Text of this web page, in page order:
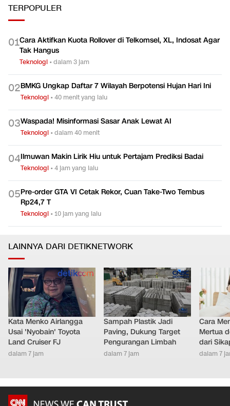
TERPOPULER
01Cara Aktifkan Kuota Rollover di Telkomsel, XL, Indosat Agar
Tak Hangus
Teknologi •dalam 3 jam
02BMKG Ungkap Daftar 7 Wilayah Berpotensi Hujan Hari Ini
Teknologi •40 menit yang lalu
03Waspada! Misinformasi Sasar Anak Lewat AI
Teknologi •dalam 40 menit
04Ilmuwan Makin Lirik Hiu untuk Pertajam Prediksi Badai
Teknologi •4 jam yang lalu
05Pre-order GTA VI Cetak Rekor, Cuan Take-Two Tembus
Rp24,7 T
Teknologi •10 jam yang lalu
LAINNYA DARI DETIKNETWORK
Kata Menko Airlangga
Usai 'Nyobain' Toyota
Land Cruiser FJ
dalam 7 jam
Sampah Plastik Jadi
Paving, Dukung Target
Pengurangan Limbah
dalam 7 jam
Cara
Mertua
dari
dalam 7